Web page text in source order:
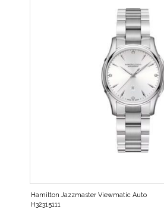
Hamilton Jazzmaster Viewmatic Auto
H32315111